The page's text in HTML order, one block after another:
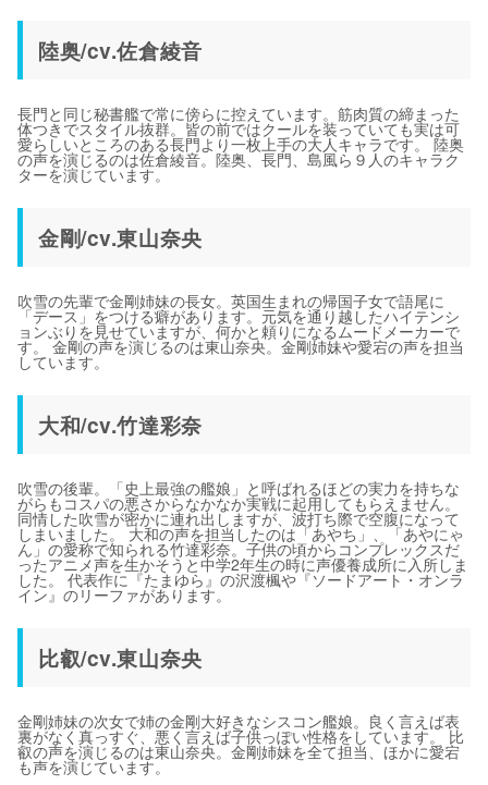
陸奥/cv.佐倉綾音
長門と同じ秘書艦で常に傍らに控えています。筋肉質の締まった
体つきでスタイル抜群。皆の前ではクールを装っていても実は可
愛らしいところのある長門より一枚上手の大人キャラです。 陸奥
の声を演じるのは佐倉綾音。陸奥、長門、島風ら９人のキャラク
ターを演じています。
金剛/cv.東山奈央
吹雪の先輩で金剛姉妹の長女。英国生まれの帰国子女で語尾に
「デース」をつける癖があります。元気を通り越したハイテンシ
ョンぶりを見せていますが、何かと頼りになるムードメーカーで
す。 金剛の声を演じるのは東山奈央。金剛姉妹や愛宕の声を担当
しています。
大和/cv.竹達彩奈
吹雪の後輩。「史上最強の艦娘」と呼ばれるほどの実力を持ちな
がらもコスパの悪さからなかなか実戦に起用してもらえません。
同情した吹雪が密かに連れ出しますが、波打ち際で空腹になって
しまいました。 大和の声を担当したのは「あやち」、「あやにゃ
ん」の愛称で知られる竹達彩奈。子供の頃からコンプレックスだ
ったアニメ声を生かそうと中学2年生の時に声優養成所に入所しま
した。 代表作に『たまゆら』の沢渡楓や『ソードアート・オンラ
イン』のリーファがあります。
比叡/cv.東山奈央
金剛姉妹の次女で姉の金剛大好きなシスコン艦娘。良く言えば表
裏がなく真っすぐ、悪く言えば子供っぽい性格をしています。 比
叡の声を演じるのは東山奈央。金剛姉妹を全て担当、ほかに愛宕
も声を演じています。